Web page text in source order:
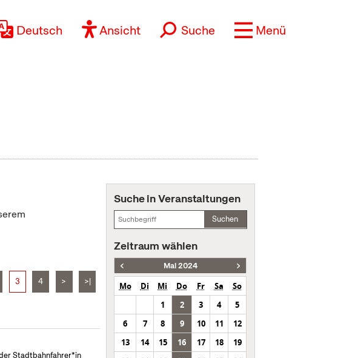
Deutsch Ansicht Suche Menü
3 4 > >|
Stadtbahnfahrer*in
Suche in Veranstaltungen
Suchen
Zeitraum wählen
Mai 2024
Mo Di Mi Do Fr Sa
So
1
2 3 4
5
6
7 8 9 10 11
12
13
14 15 16 17 18
19